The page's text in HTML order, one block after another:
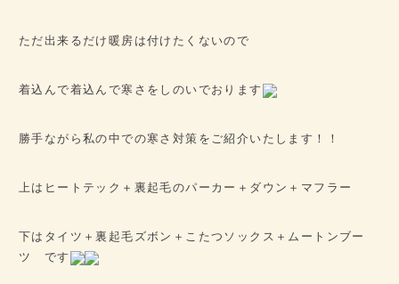
会社概要
ただ出来るだけ暖房は付けたくないので
着込んで着込んで寒さをしのいでおります
勝手ながら私の中での寒さ対策をご紹介いたします！！
上はヒートテック＋裏起毛のパーカー＋ダウン＋マフラー
下はタイツ＋裏起毛ズボン＋こたつソックス＋ムートンブー
ツ です